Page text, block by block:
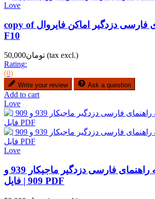
Love
copy of راهنمای فارسی دزدگیر اماکن فایروال F9 و
F10
تومان50,000 (tax excl.)
Rating:
(0)
Write your review Ask a question
Add to cart
Love
Love
کاتالوگ و دفترچه راهنمای فارسی دزدگیر ماجیکار 939 و
909 | فایل PDF